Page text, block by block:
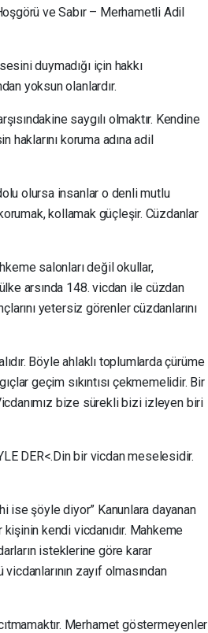
ve Sabır – Merhametli Adil
duymadığı için hakkı
yoksun olanlardır.
saygılı olmaktır. Kendine
haklarını koruma adına adil
olursa insanlar o denli mutlu
kollamak güçleşir. Cüzdanlar
salonları değil okullar,
arsında 148. vicdan ile cüzdan
yetersiz görenler cüzdanlarını
Böyle ahlaklı toplumlarda çürüme
geçim sıkıntısı çekmemelidir. Bir
bize sürekli bizi izleyen biri
DER<.Din bir vicdan meselesidir.
ise şöyle diyor” Kanunlara dayanan
kendi vicdanıdır. Mahkeme
isteklerine göre karar
zayıf olmasından
Merhamet göstermeyenler